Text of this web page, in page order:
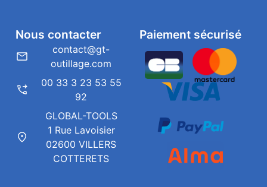
Paiement sécurisé
Nous contacter
contact@gt-
outillage.com
00 33 3 23 53 55
92
GLOBAL-TOOLS
1 Rue Lavoisier
02600 VILLERS
COTTERETS